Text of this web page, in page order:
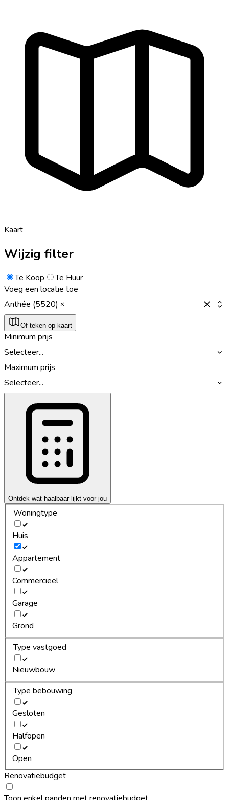
Kaart
Wijzig filter
Te Koop
Te Huur
Voeg een locatie toe
Anthée (5520)
Of teken op kaart
Minimum prijs
Selecteer...
Maximum prijs
Selecteer...
Ontdek wat haalbaar lijkt voor jou
Woningtype
Huis
Appartement
Commercieel
Garage
Grond
Type vastgoed
Nieuwbouw
Type bebouwing
Gesloten
Halfopen
Open
Renovatiebudget